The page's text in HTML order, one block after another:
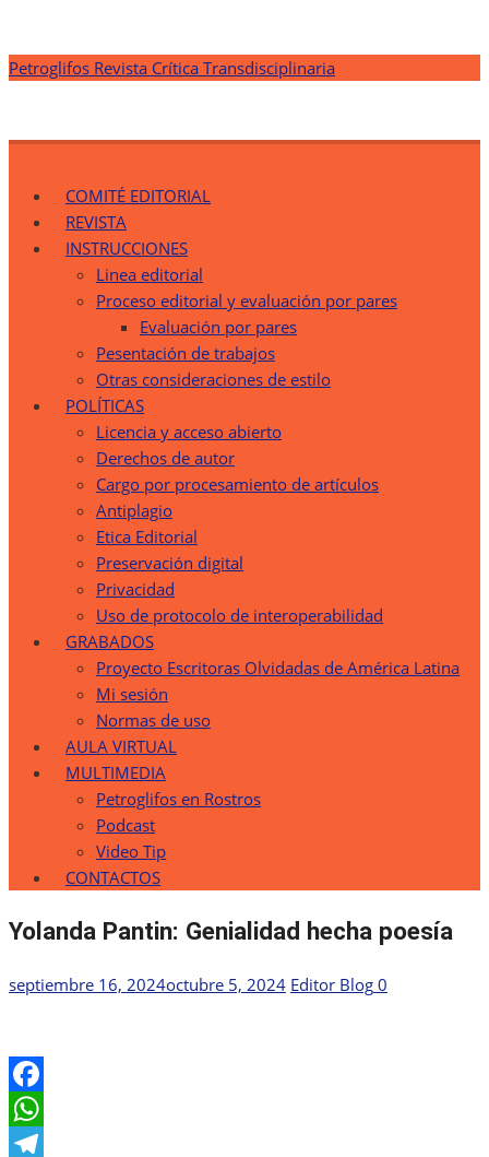
Saltar
Petroglifos Revista Crítica Transdisciplinaria
COMITÉ EDITORIAL
REVISTA
INSTRUCCIONES
Linea editorial
Proceso editorial y evaluación por pares
Evaluación por pares
Pesentación de trabajos
Otras consideraciones de estilo
POLÍTICAS
Licencia y acceso abierto
Derechos de autor
Cargo por procesamiento de artículos
Antiplagio
Etica Editorial
Preservación digital
Privacidad
Uso de protocolo de interoperabilidad
GRABADOS
Proyecto Escritoras Olvidadas de América Latina
Mi sesión
Normas de uso
AULA VIRTUAL
MULTIMEDIA
Petroglifos en Rostros
Podcast
Video Tip
CONTACTOS
Yolanda Pantin: Genialidad hecha poesía
Publicada
septiembre 16, 2024octubre 5, 2024Autor
Editor Blog 0
Facebook
WhatsApp